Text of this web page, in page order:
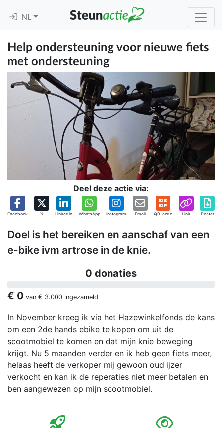
NL
Help ondersteuning voor nieuwe fiets
met ondersteuning
Deel deze actie via:
Facebook X Linkedin WhatsApp Instagram Email QR-code Link Poster
Doel is het bereiken en aanschaf van een
e-bike ivm artrose in de knie.
0 donaties
€ 0 van € 3.000 ingezameld
In November kreeg ik via het Hazewinkelfonds de kans
om een 2de hands ebike te kopen om uit de
scootmobiel te komen en dat mijn knie beweging
krijgt. Nu 5 maanden verder en ik heb geen fiets meer,
helaas heeft de verkoper mij gewoon oud ijzer
verkocht en kan ik de reperaties niet meer betalen en
ben aangewezen op mijn scootmobiel.